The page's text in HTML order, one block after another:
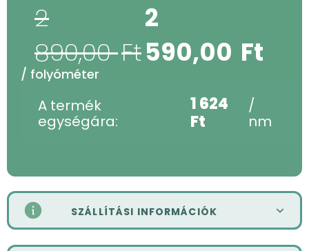
2
890,00Ft
Original
price
was:
890,00 Ft.
2
590,00 Ft
Current
price
is:
590,00 Ft.
/ folyóméter
A termék
egységára:
1 624
Ft
/
nm
SZÁLLÍTÁSI INFORMÁCIÓK